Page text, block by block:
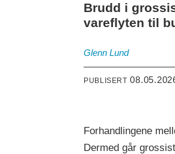
Brudd i
vareflyten til
Glenn Lund
PUBLISERT
Forhandlingene
Dermed går